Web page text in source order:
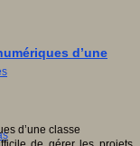
d’une